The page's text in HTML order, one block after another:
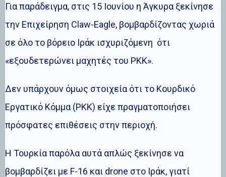
Για παράδειγμα, στις 15 Ιουνίου η Άγκυρα ξεκίνησε
την Επιχείρηση Claw-Eagle, βομβαρδίζοντας χωριά
σε όλο το βόρειο Ιράκ ισχυριζόμενη ότι
«εξουδετερώνει μαχητές του ΡΚΚ».
Δεν υπάρχουν όμως στοιχεία ότι το Κουρδικό
Εργατικό Κόμμα (PKK) είχε πραγματοποιήσει
πρόσφατες επιθέσεις στην περιοχή.
Η Τουρκία παρόλα αυτά απλώς ξεκίνησε να
βομβαρδίζει με F-16 και drone στο Ιράκ, γιατί